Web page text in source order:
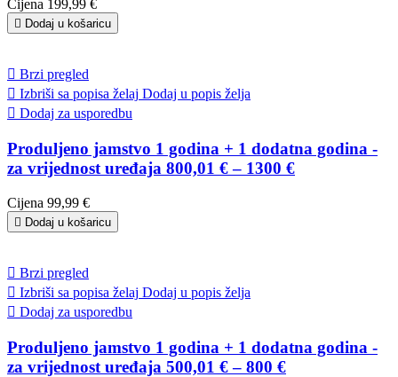
Cijena 199,99 €
 Dodaj u košaricu
 Brzi pregled
 Izbriši sa popisa želaj Dodaj u popis želja
 Dodaj za usporedbu
Produljeno jamstvo 1 godina + 1 dodatna godina -
za vrijednost uređaja 800,01 € – 1300 €
Cijena 99,99 €
 Dodaj u košaricu
 Brzi pregled
 Izbriši sa popisa želaj Dodaj u popis želja
 Dodaj za usporedbu
Produljeno jamstvo 1 godina + 1 dodatna godina -
za vrijednost uređaja 500,01 € – 800 €